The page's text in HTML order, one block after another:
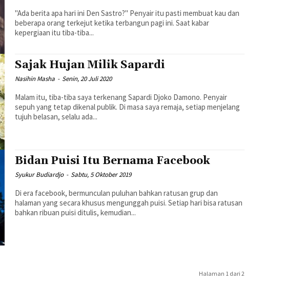
"Ada berita apa hari ini Den Sastro?" Penyair itu pasti membuat kau dan
beberapa orang terkejut ketika terbangun pagi ini. Saat kabar
kepergiaan itu tiba-tiba...
Sajak Hujan Milik Sapardi
Nasihin Masha - Senin, 20 Juli 2020
Malam itu, tiba-tiba saya terkenang Sapardi Djoko Damono. Penyair
sepuh yang tetap dikenal publik. Di masa saya remaja, setiap menjelang
tujuh belasan, selalu ada...
Bidan Puisi Itu Bernama Facebook
Syukur Budiardjo - Sabtu, 5 Oktober 2019
Di era facebook, bermunculan puluhan bahkan ratusan grup dan
halaman yang secara khusus mengunggah puisi. Setiap hari bisa ratusan
bahkan ribuan puisi ditulis, kemudian...
Halaman 1 dari 2